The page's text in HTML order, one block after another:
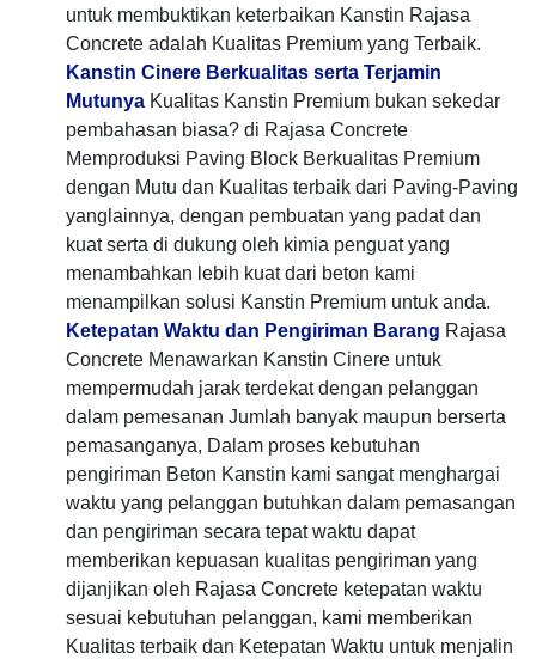
untuk membuktikan keterbaikan Kanstin Rajasa
Concrete adalah Kualitas Premium yang Terbaik.
Kanstin Cinere Berkualitas serta Terjamin
Mutunya Kualitas Kanstin Premium bukan sekedar
pembahasan biasa? di Rajasa Concrete
Memproduksi Paving Block Berkualitas Premium
dengan Mutu dan Kualitas terbaik dari Paving-Paving
yanglainnya, dengan pembuatan yang padat dan
kuat serta di dukung oleh kimia penguat yang
menambahkan lebih kuat dari beton kami
menampilkan solusi Kanstin Premium untuk anda.
Ketepatan Waktu dan Pengiriman Barang Rajasa
Concrete Menawarkan Kanstin Cinere untuk
mempermudah jarak terdekat dengan pelanggan
dalam pemesanan Jumlah banyak maupun berserta
pemasanganya, Dalam proses kebutuhan
pengiriman Beton Kanstin kami sangat menghargai
waktu yang pelanggan butuhkan dalam pemasangan
dan pengiriman secara tepat waktu dapat
memberikan kepuasan kualitas pengiriman yang
dijanjikan oleh Rajasa Concrete ketepatan waktu
sesuai kebutuhan pelanggan, kami memberikan
Kualitas terbaik dan Ketepatan Waktu untuk menjalin